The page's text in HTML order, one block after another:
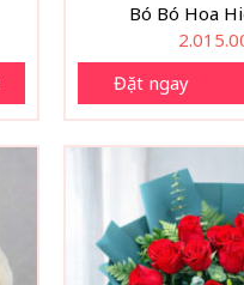
Bó Bó Hoa
Đặt ngay